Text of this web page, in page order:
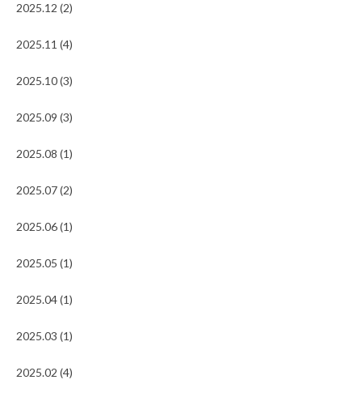
2025.12 (2)
2025.11 (4)
2025.10 (3)
2025.09 (3)
2025.08 (1)
2025.07 (2)
2025.06 (1)
2025.05 (1)
2025.04 (1)
2025.03 (1)
2025.02 (4)